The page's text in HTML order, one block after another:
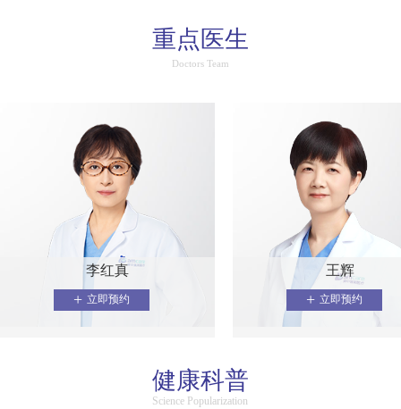
重点医生
Doctors Team
李红真
+ 立即预约
王辉
+ 立即预约
健康科普
Science Popularization